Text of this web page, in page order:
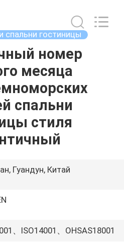
спальни гостиницы
номер
месяца
спальни
стиля
Гуандун, Китай
、ISO14001、OHSAS18001